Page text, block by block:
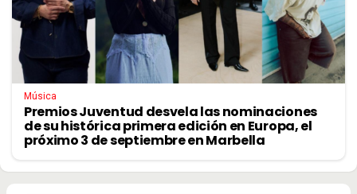
Música
Premios Juventud desvela las nominaciones
de su histórica primera edición en Europa, el
próximo 3 de septiembre en Marbella